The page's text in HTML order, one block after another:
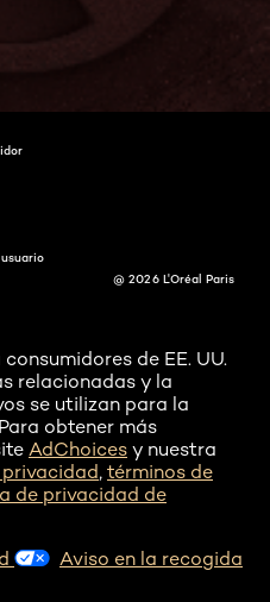
@ 2026 L'Oréal Paris
de EE. UU.
relacionadas y la
se utilizan para la
obtener más
AdChoices y nuestra
, términos de
de privacidad de
Aviso en la recogida